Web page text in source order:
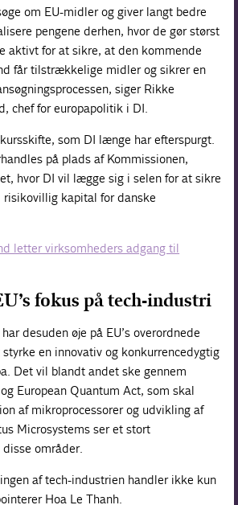
om EU-midler og giver langt bedre
pengene derhen, hvor de gør størst
aktivt for at sikre, at den kommende
får tilstrækkelige midler og sikrer en
siger Rikke
chef for europapolitik i DI.
som DI længe har efterspurgt.
på plads af Kommissionen,
hvor DI vil lægge sig i selen for at sikre
risikovillig kapital for danske
letter virksomheders adgang til
fokus på tech-industri
desuden øje på EU’s overordnede
en innovativ og konkurrencedygtig
Det vil blandt andet ske gennem
European Quantum Act, som skal
af mikroprocessorer og udvikling af
Microsystems ser et stort
områder.
af tech-industrien handler ikke kun
Hoa Le Thanh.